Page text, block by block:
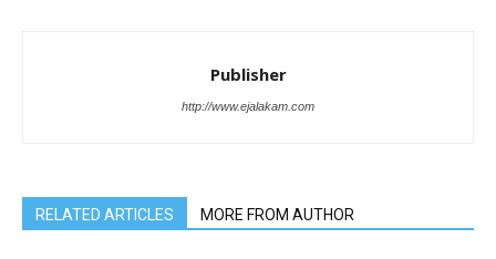
Publisher
http://www.ejalakam.com
RELATED ARTICLES MORE FROM AUTHOR